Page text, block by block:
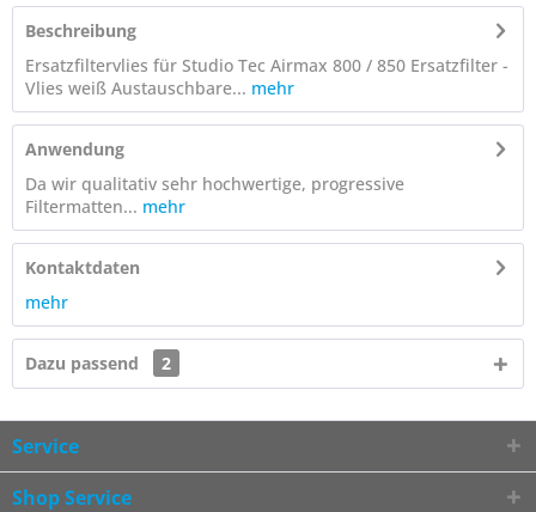
Beschreibung
Ersatzfiltervlies für Studio Tec Airmax 800 / 850 Ersatzfilter -
Vlies weiß Austauschbare... mehr
Anwendung
Da wir qualitativ sehr hochwertige, progressive
Filtermatten... mehr
Kontaktdaten
mehr
Dazu passend 2
Service
Shop Service